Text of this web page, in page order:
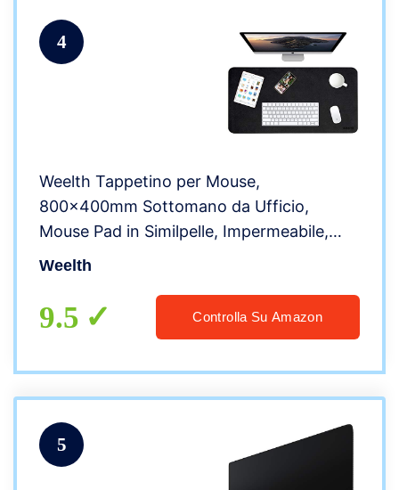
4
Weelth Tappetino per Mouse,
800x400mm Sottomano da Ufficio,
Mouse Pad in Similpelle, Impermeabile,
Doppia Facciata
Weelth
9.5 Controlla Su Amazon
5